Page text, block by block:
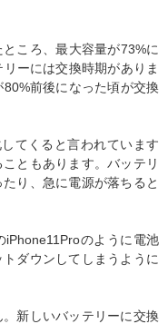
ころ、最大容量が73%に
ーには交換時期がありま
前後になった頃が交換
てくると言われています
ともあります。バッテリ
り、急に電源が落ちると
のように電池
ダウンしてしまうように
新しいバッテリーに交換